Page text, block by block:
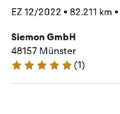
EZ 12/2022 • 82.211 km •
Siemon GmbH
48157 Münster
5 Sterne
(1)